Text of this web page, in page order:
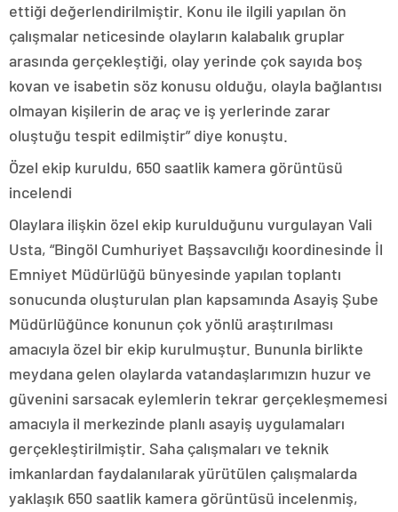
ettiği değerlendirilmiştir. Konu ile ilgili yapılan ön
çalışmalar neticesinde olayların kalabalık gruplar
arasında gerçekleştiği, olay yerinde çok sayıda boş
kovan ve isabetin söz konusu olduğu, olayla bağlantısı
olmayan kişilerin de araç ve iş yerlerinde zarar
oluştuğu tespit edilmiştir” diye konuştu.
Özel ekip kuruldu, 650 saatlik kamera görüntüsü
incelendi
Olaylara ilişkin özel ekip kurulduğunu vurgulayan Vali
Usta, “Bingöl Cumhuriyet Başsavcılığı koordinesinde İl
Emniyet Müdürlüğü bünyesinde yapılan toplantı
sonucunda oluşturulan plan kapsamında Asayiş Şube
Müdürlüğünce konunun çok yönlü araştırılması
amacıyla özel bir ekip kurulmuştur. Bununla birlikte
meydana gelen olaylarda vatandaşlarımızın huzur ve
güvenini sarsacak eylemlerin tekrar gerçekleşmemesi
amacıyla il merkezinde planlı asayiş uygulamaları
gerçekleştirilmiştir. Saha çalışmaları ve teknik
imkanlardan faydalanılarak yürütülen çalışmalarda
yaklaşık 650 saatlik kamera görüntüsü incelenmiş,